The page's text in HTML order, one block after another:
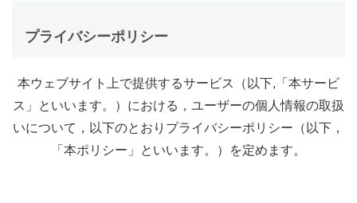
プライバシーポリシー
本ウェブサイト上で提供するサービス（以下,「本サービ
ス」といいます。）における，ユーザーの個人情報の取扱
いについて，以下のとおりプライバシーポリシー（以下，
「本ポリシー」といいます。）を定めます。